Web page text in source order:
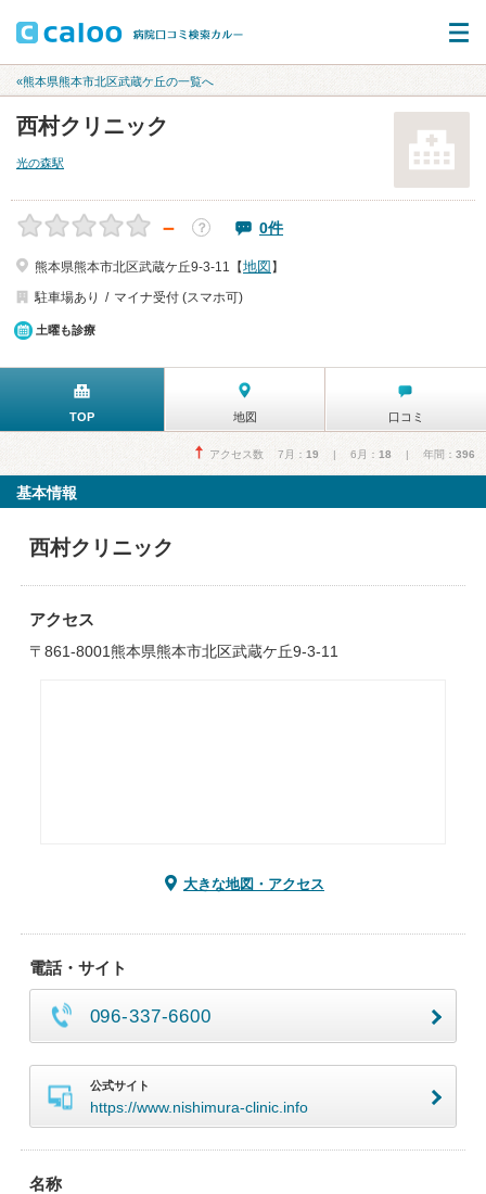
«熊本県熊本市北区武蔵ケ丘の一覧へ
西村クリニック
光の森駅
－ ？ 0件
熊本県熊本市北区武蔵ケ丘9-3-11【地図 】
駐車場あり
マイナ受付 (スマホ可)
土曜も診療
TOP 地図 口コミ
アクセス数 7月： 19 | 6月： 18 | 年間： 396
基本情報
西村クリニック
アクセス
〒861-8001熊本県熊本市北区武蔵ケ丘9-3-11
大きな地図・アクセス
電話・サイト
096-337-6600
公式サイト
https://www.nishimura-clinic.info
名称